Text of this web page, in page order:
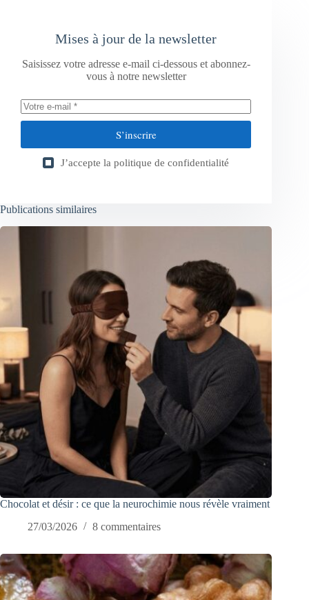
Mises à jour de la newsletter
Saisissez votre adresse e-mail ci-dessous et abonnez-
vous à notre newsletter
S’inscrire
J’accepte la politique de confidentialité
Publications similaires
Chocolat et désir : ce que la neurochimie nous révèle vraiment
27/03/2026
8 commentaires